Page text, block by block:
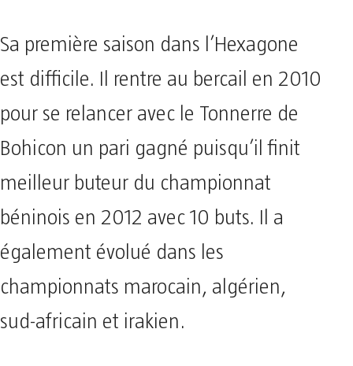
Sa première saison dans l’Hexagone
est difficile. Il rentre au bercail en 2010
pour se relancer avec le Tonnerre de
Bohicon un pari gagné puisqu’il finit
meilleur buteur du championnat
béninois en 2012 avec 10 buts. Il a
également évolué dans les
championnats marocain, algérien,
sud-africain et irakien.